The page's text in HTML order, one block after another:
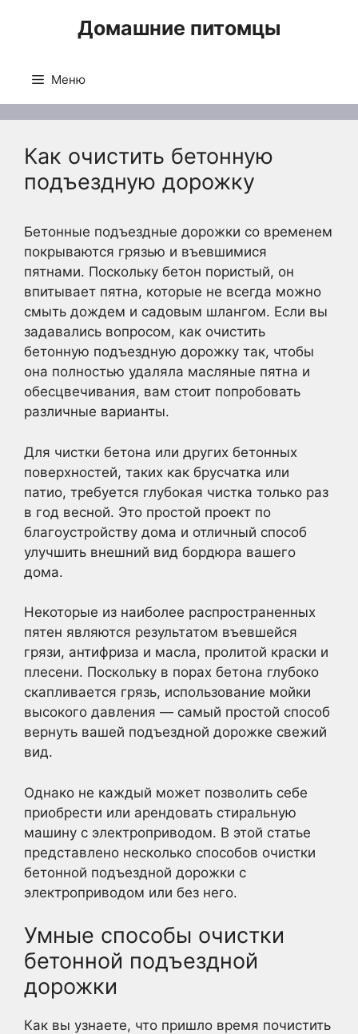
Домашние питомцы
Меню
Как очистить бетонную
подъездную дорожку
Бетонные подъездные дорожки со временем
покрываются грязью и въевшимися
пятнами. Поскольку бетон пористый, он
впитывает пятна, которые не всегда можно
смыть дождем и садовым шлангом. Если вы
задавались вопросом, как очистить
бетонную подъездную дорожку так, чтобы
она полностью удаляла масляные пятна и
обесцвечивания, вам стоит попробовать
различные варианты.
Для чистки бетона или других бетонных
поверхностей, таких как брусчатка или
патио, требуется глубокая чистка только раз
в год весной. Это простой проект по
благоустройству дома и отличный способ
улучшить внешний вид бордюра вашего
дома.
Некоторые из наиболее распространенных
пятен являются результатом въевшейся
грязи, антифриза и масла, пролитой краски и
плесени. Поскольку в порах бетона глубоко
скапливается грязь, использование мойки
высокого давления — самый простой способ
вернуть вашей подъездной дорожке свежий
вид.
Однако не каждый может позволить себе
приобрести или арендовать стиральную
машину с электроприводом. В этой статье
представлено несколько способов очистки
бетонной подъездной дорожки с
электроприводом или без него.
Умные способы очистки
бетонной подъездной
дорожки
Как вы узнаете, что пришло время почистить